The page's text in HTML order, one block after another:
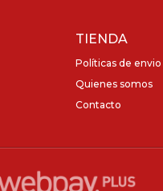
TIENDA
Políticas de
Quienes somos
Contacto